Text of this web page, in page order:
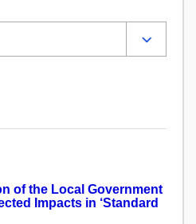
of the Local Government
Impacts in ‘Standard